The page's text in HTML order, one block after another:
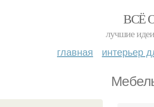
ВСЁ
лучшие
главная интерьер